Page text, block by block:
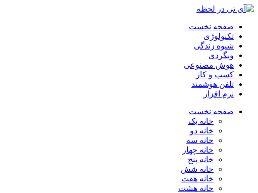
صفحه نخست
تکنولوژی
شیوه زندگی
وبگردی
هوش مصنوعی
کسب و کار
تلفن هوشمند
نرم افزار
صفحه نخست
خانه یک
خانه دو
خانه سه
خانه چهار
خانه پنج
خانه شش
خانه هفت
خانه هشت